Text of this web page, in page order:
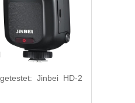
Jinbei HD-2